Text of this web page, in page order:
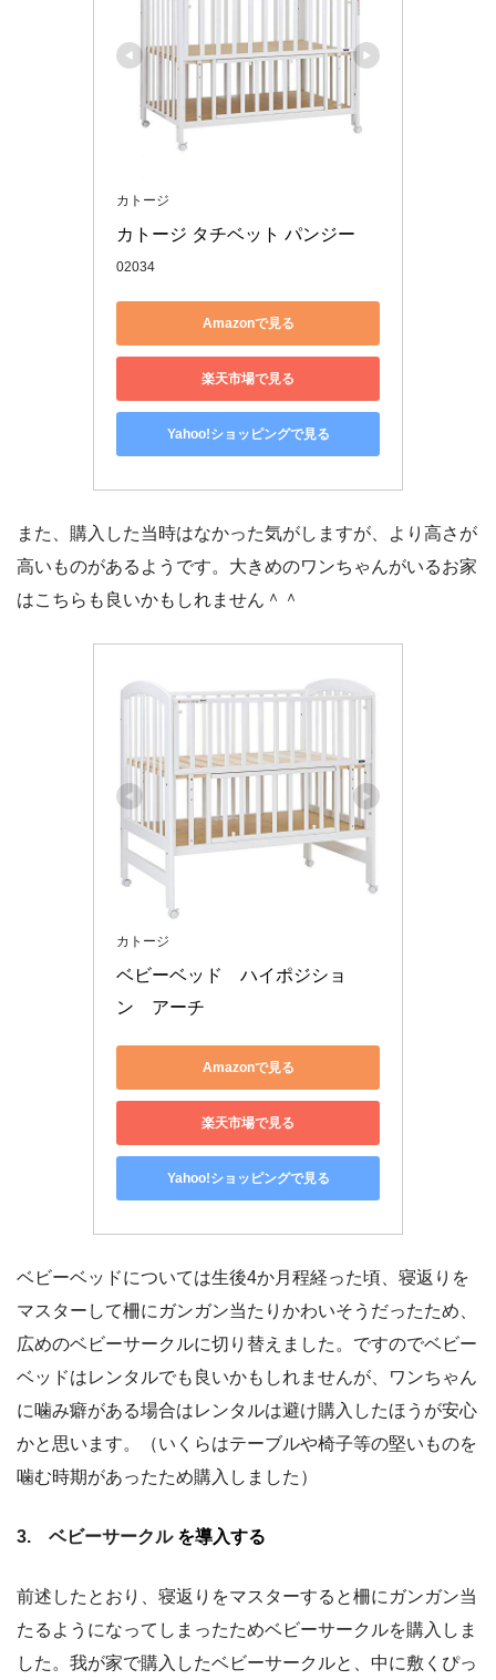
カトージ
カトージ タチベット パンジー
02034
Amazonで見る
楽天市場で見る
Yahoo!ショッピングで見る
また、購入した当時はなかった気がしますが、より高さが
高いものがあるようです。大きめのワンちゃんがいるお家
はこちらも良いかもしれません＾＾
カトージ
ベビーベッド　ハイポジショ
ン　アーチ
Amazonで見る
楽天市場で見る
Yahoo!ショッピングで見る
ベビーベッドについては生後4か月程経った頃、寝返りを
マスターして柵にガンガン当たりかわいそうだったため、
広めのベビーサークルに切り替えました。ですのでベビー
ベッドはレンタルでも良いかもしれませんが、ワンちゃん
に噛み癖がある場合はレンタルは避け購入したほうが安心
かと思います。（いくらはテーブルや椅子等の堅いものを
噛む時期があったため購入しました）
3. ベビーサークル を導入する
前述したとおり、寝返りをマスターすると柵にガンガン当
たるようになってしまったためベビーサークルを購入しま
した。我が家で購入したベビーサークルと、中に敷くぴっ